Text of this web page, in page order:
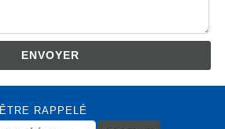
ÊTRE RAPPELÉ